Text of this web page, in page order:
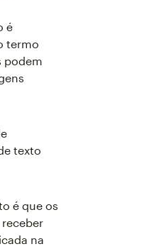
é
termo
podem
texto
é que os
na